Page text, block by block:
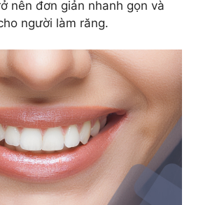
nên đơn giản nhanh gọn và
người làm răng.